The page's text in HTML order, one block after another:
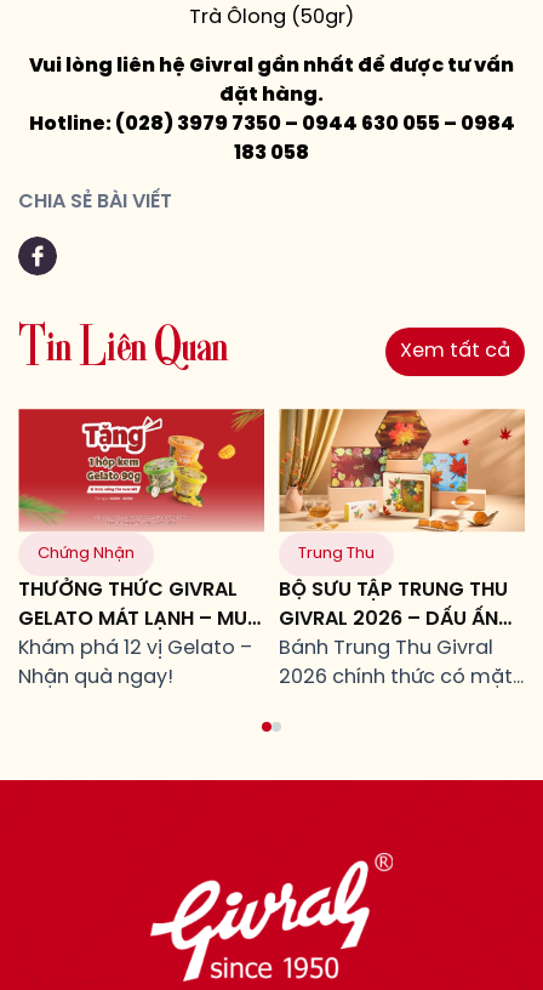
Trà Ôlong (50gr)
Vui lòng liên hệ Givral gần nhất để được tư vấn
đặt hàng.
Hotline: (028) 3979 7350 – 0944 630 055 – 0984
183 058
CHIA SẺ BÀI VIẾT
in Liên Quan Xem tất cả
Chứng Nhận
THƯỞNG THỨC GIVRAL
GELATO MÁT LẠNH – MUA
LÀ TẶNG!
Khám phá 12 vị Gelato –
Nhận quà ngay!
Trung Thu
BỘ SƯU TẬP TRUNG THU
GIVRAL 2026 – DẤU ẤN
CỦA NHỮNG MỐI TÂM
GIAO
Bánh Trung Thu Givral
2026 chính thức có mặt
toàn hệ thống cửa hàng